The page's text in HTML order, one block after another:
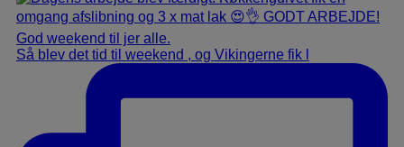
Så blev det tid til weekend , og Vikingerne fik l